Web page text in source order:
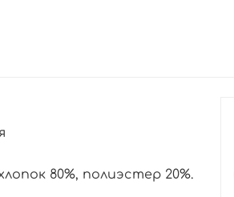
80%, полиэстер 20%.